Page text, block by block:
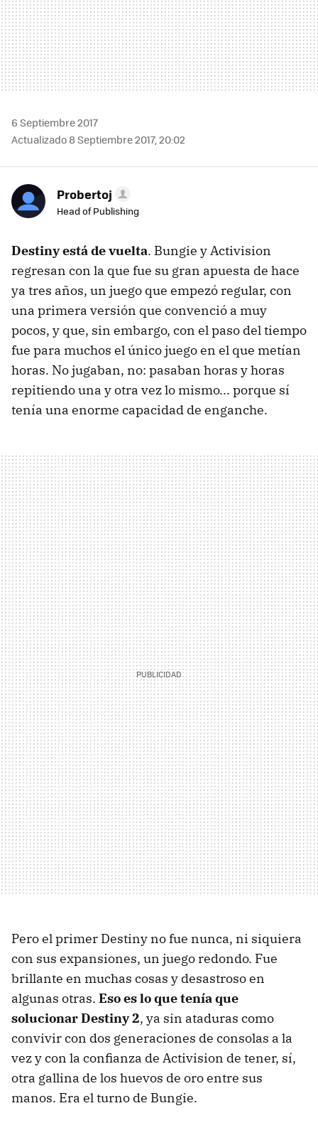
6 Septiembre 2017
Actualizado 8 Septiembre 2017, 20:02
Probertoj
Head of Publishing
Destiny está de vuelta. Bungie y Activision
regresan con la que fue su gran apuesta de hace
ya tres años, un juego que empezó regular, con
una primera versión que convenció a muy
pocos, y que, sin embargo, con el paso del tiempo
fue para muchos el único juego en el que metían
horas. No jugaban, no: pasaban horas y horas
repitiendo una y otra vez lo mismo... porque sí
tenía una enorme capacidad de enganche.
Pero el primer Destiny no fue nunca, ni siquiera
con sus expansiones, un juego redondo. Fue
brillante en muchas cosas y desastroso en
algunas otras. Eso es lo que tenía que
solucionar Destiny 2, ya sin ataduras como
convivir con dos generaciones de consolas a la
vez y con la confianza de Activision de tener, sí,
otra gallina de los huevos de oro entre sus
manos. Era el turno de Bungie.